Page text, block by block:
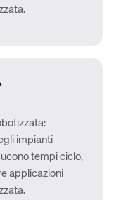
impianti
tempi ciclo,
applicazioni